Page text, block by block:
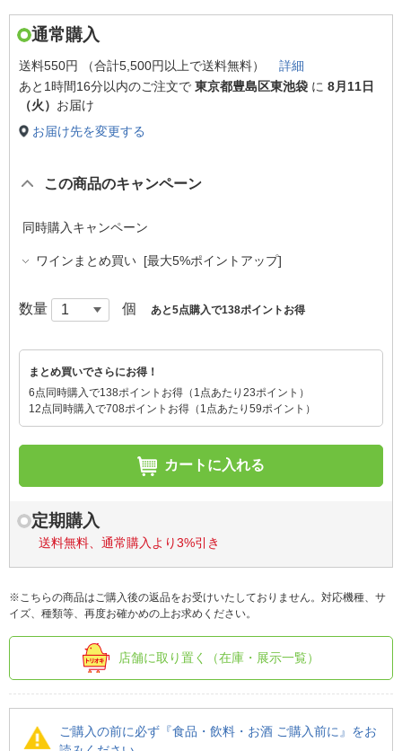
通常購入
送料550円 （合計5,500円以上で送料無料）
詳細
あと 1時間16分以内のご注文で 東京都豊島区東池袋 に 8月11日
（火） お届け
お届け先を変更する
この商品のキャンペーン
同時購入キャンペーン
ワインまとめ買い [最大5%ポイントアップ]
数量 個 あと5点購入で138ポイントお得
まとめ買いでさらにお得！
6点同時購入で138ポイントお得（1点あたり23ポイント）
12点同時購入で708ポイントお得（1点あたり59ポイント）
カートに入れる
定期購入
送料無料、通常購入より3%引き
※こちらの商品はご購入後の返品をお受けいたしておりません。対応機種、サ
イズ、種類等、再度お確かめの上お求めください。
店舗に取り置く（在庫・展示一覧）
ご購入の前に必ず『食品・飲料・お酒 ご購入前に』をお